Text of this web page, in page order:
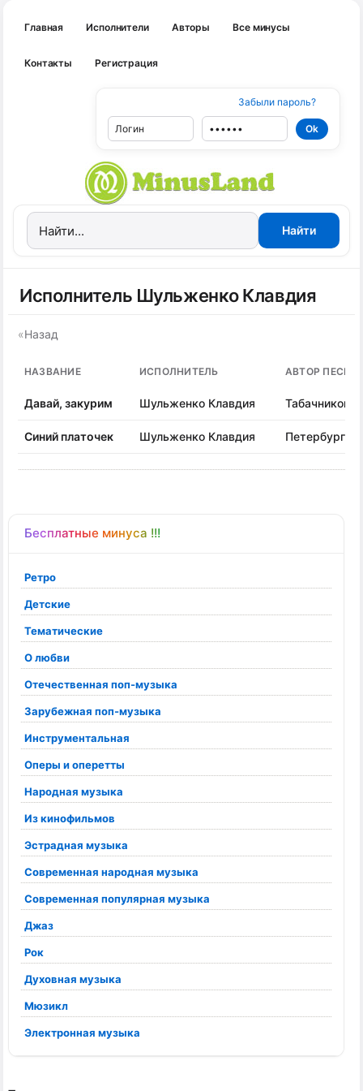
Главная Исполнители Авторы Все минусы
Контакты Регистрация
Забыли пароль?
Бесплатные минуса !!!
Ретро
Детские
Тематические
О любви
Отечественная поп-музыка
Зарубежная поп-музыка
Инструментальная
Оперы и оперетты
Народная музыка
Из кинофильмов
Эстрадная музыка
Современная народная музыка
Современная популярная музыка
Джаз
Рок
Духовная музыка
Мюзикл
Электронная музыка
Исполнитель Шульженко Клавдия
«Назад
НАЗВАНИЕ ИСПОЛНИТЕЛЬ АВТОР ПЕСНИ
Давай, закурим Шульженко Клавдия Табачников
Синий платочек Шульженко Клавдия